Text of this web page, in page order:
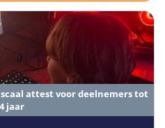
attest voor deelnemers tot
jaar